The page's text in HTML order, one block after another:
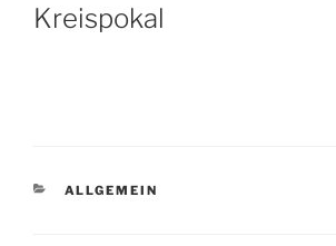
Kreispokal
KATEGORIEN
ALLGEMEIN